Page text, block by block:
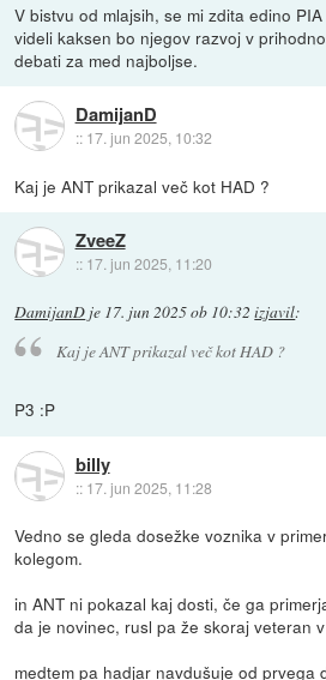
V bistvu od mlajsih, se mi zdita edino
videli kaksen bo njegov razvoj v
debati za med najboljse.
DamijanD
:: 17. jun 2025, 10:32
Kaj je ANT prikazal več kot HAD ?
ZveeZ
:: 17. jun 2025, 11:20
DamijanD je 17. jun 2025 ob 10:32 izjavil:
Kaj je ANT prikazal več kot HAD ?
P3 :P
billy
:: 17. jun 2025, 11:28
Vedno se gleda dosežke voznika v
kolegom.
in ANT ni pokazal kaj dosti, če ga
da je novinec, rusl pa že skoraj veteran
medtem pa hadjar navdušuje od prvega